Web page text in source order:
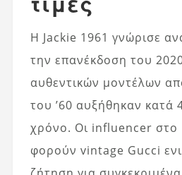
Η Jackie 1961 γνώρισε
την επανέκδοση του
αυθεντικών μοντέλων
του ’60 αυξήθηκαν κατά
χρόνο. Οι influencer
φορούν vintage Gucci